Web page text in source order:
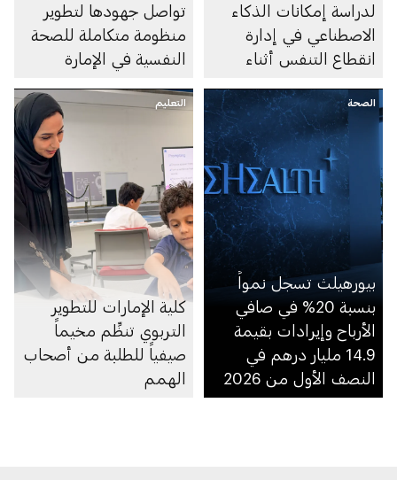
لدراسة إمكانات الذكاء
الاصطناعي في إدارة
انقطاع التنفس أثناء
تواصل جهودها لتطوير
منظومة متكاملة للصحة
النفسية في الإمارة
الصحة
بيورهيلث تسجل نمواً
بنسبة 20% في صافي
الأرباح وإيرادات بقيمة
14.9 مليار درهم في
النصف الأول من 2026
التعليم
كلية الإمارات للتطوير
التربوي تنظِّم مخيماً
صيفياً للطلبة من أصحاب
الهمم